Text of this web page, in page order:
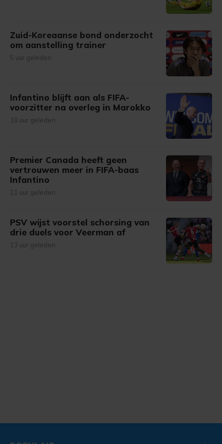
Zuid-Koreaanse bond onderzocht
om aanstelling trainer
5 uur geleden
Infantino blijft aan als FIFA-
voorzitter na overleg in Marokko
10 uur geleden
Premier Canada heeft geen
vertrouwen meer in FIFA-baas
Infantino
11 uur geleden
PSV wijst voorstel schorsing van
drie duels voor Veerman af
13 uur geleden